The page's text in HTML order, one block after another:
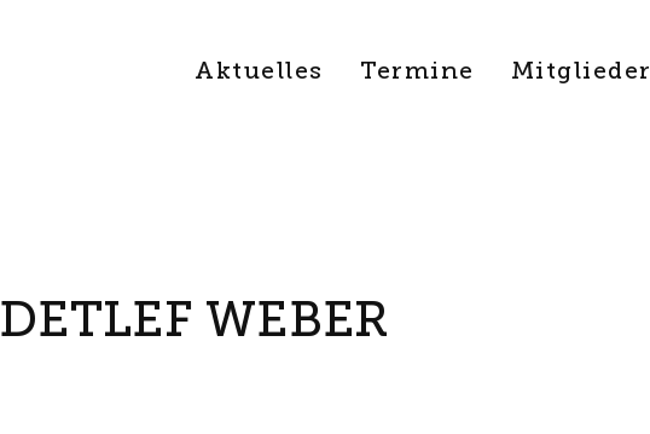
Aktuelles Termine Mitglieder
DETLEF WEBER